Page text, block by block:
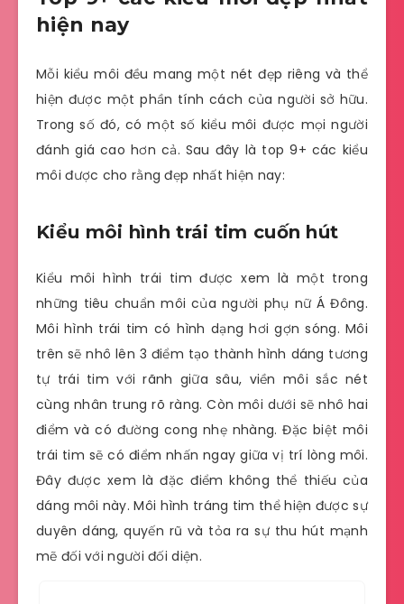
hiện nay
Mỗi kiểu môi đều mang một nét đẹp riêng và thể
hiện được một phần tính cách của người sở hữu.
Trong số đó, có một số kiểu môi được mọi người
đánh giá cao hơn cả. Sau đây là top 9+ các kiểu
môi được cho rằng đẹp nhất hiện nay:
Kiểu môi hình trái tim cuốn hút
Kiểu môi hình trái tim được xem là một trong
những tiêu chuẩn môi của người phụ nữ Á Đông.
Môi hình trái tim có hình dạng hơi gợn sóng. Môi
trên sẽ nhô lên 3 điểm tạo thành hình dáng tương
tự trái tim với rãnh giữa sâu, viền môi sắc nét
cùng nhân trung rõ ràng. Còn môi dưới sẽ nhô hai
điểm và có đường cong nhẹ nhàng. Đặc biệt môi
trái tim sẽ có điểm nhấn ngay giữa vị trí lòng môi.
Đây được xem là đặc điểm không thể thiếu của
dáng môi này. Môi hình tráng tim thể hiện được sự
duyên dáng, quyến rũ và tỏa ra sự thu hút mạnh
mẽ đối với người đối diện.